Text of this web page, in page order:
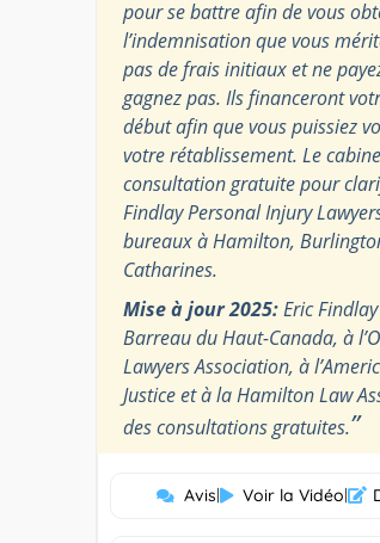
pour se battre afin de vous
l’indemnisation que vous
pas de frais initiaux et ne
gagnez pas. Ils financeront
début afin que vous puissiez
votre rétablissement. Le
consultation gratuite pour
Findlay Personal Injury
bureaux à Hamilton,
Catharines.
Mise à jour 2025:Eric
Barreau du Haut-Canada, à
Lawyers Association, à
Justice et à la Hamilton Law
des consultations gratuites.”
Avis| Voir la Vidéo|